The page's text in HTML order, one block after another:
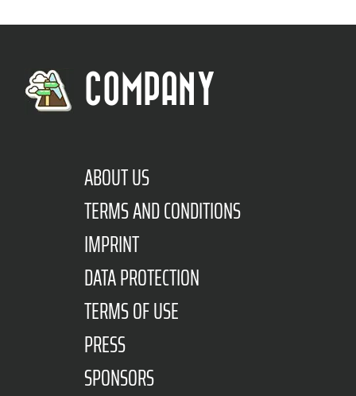
COMPANY
ABOUT US
TERMS AND CONDITIONS
IMPRINT
DATA PROTECTION
TERMS OF USE
PRESS
SPONSORS